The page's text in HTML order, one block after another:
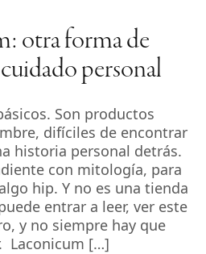
otra forma de
personal
Son productos
difíciles de encontrar
historia personal detrás.
con mitología, para
hip. Y no es una tienda
entrar a leer, ver este
y no siempre hay que
Laconicum […]